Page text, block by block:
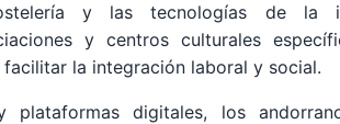
y las tecnologías de la
y centros culturales
la integración laboral y social.
plataformas digitales, los